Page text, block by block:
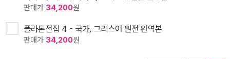
판매가 34,200원
플라톤전집 4 - 국가, 그리스어 원전 완역본
판매가 34,200원